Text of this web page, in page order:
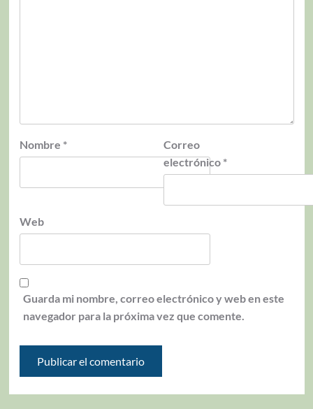
Nombre *
Correo
electrónico *
Web
Guarda mi nombre, correo electrónico y web en este
navegador para la próxima vez que comente.